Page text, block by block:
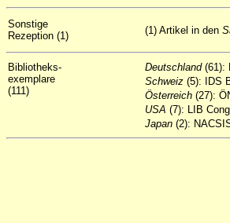
Sonstige
Rezeption (1)
(1) Artikel in den
Bibliotheks-
exemplare
(111)
Deutschland (61):
Schweiz (5): IDS
Österreich (27):
USA (7): LIB
Japan (2):